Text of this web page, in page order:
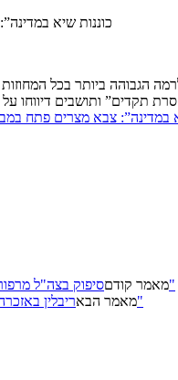
“כוננות שיא
הגבוהה ביותר בכל
תקדים” ותושבים דיווחו
במדינה”: צבא מצרים פתח
מאמר קודםסיפוק בצה"ל מרפורמת העבירות הקלות: "הצילו לי את החיים"
מאמר הבאריבלין באזכרה לשרון: "אסור שנתמכר לתחושת היציבות"